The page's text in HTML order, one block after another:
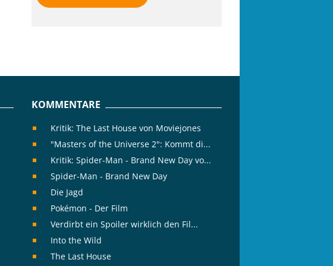
KOMMENTARE
Kritik: The Last House von Moviejones
"Masters of the Universe 2": Kommt di...
Kritik: Spider-Man - Brand New Day vo...
Spider-Man - Brand New Day
Die Jagd
Pokémon - Der Film
Verdirbt ein Spoiler wirklich den Fil...
Into the Wild
The Last House